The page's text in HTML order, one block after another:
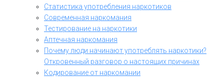
Статистика употребления наркотиков
Современная наркомания
Тестирование на наркотики
Аптечная наркомания
Почему люди начинают употреблять наркотики?
Откровенный разговор о настоящих причинах
Кодирование от наркомании